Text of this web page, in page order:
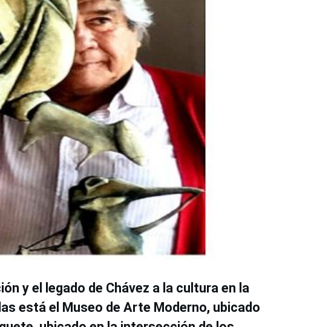
y el legado de Chávez a la cultura en la
está el Museo de Arte Moderno, ubicado